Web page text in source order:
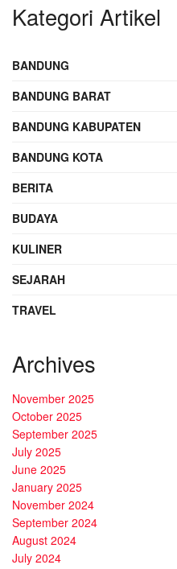
Kategori Artikel
BANDUNG
BANDUNG BARAT
BANDUNG KABUPATEN
BANDUNG KOTA
BERITA
BUDAYA
KULINER
SEJARAH
TRAVEL
Archives
November 2025
October 2025
September 2025
July 2025
June 2025
January 2025
November 2024
September 2024
August 2024
July 2024